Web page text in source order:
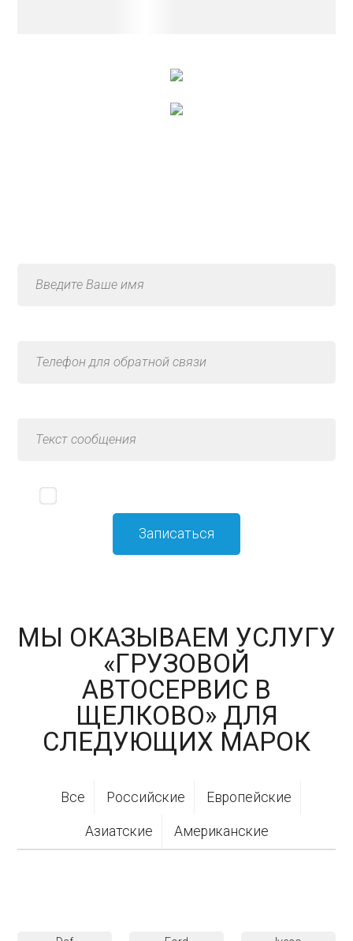
МЫ ОКАЗЫВАЕМ УСЛУГУ
«ГРУЗОВОЙ
АВТОСЕРВИС В
ЩЕЛКОВО» ДЛЯ
СЛЕДУЮЩИХ МАРОК
Все Российские Европейские
Азиатские Американские